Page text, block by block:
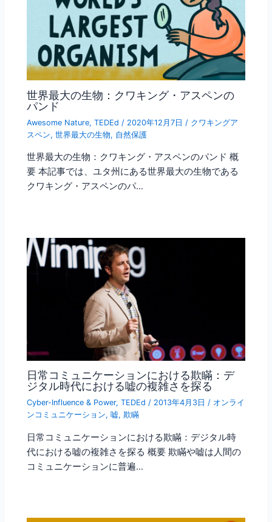
世界最大の生物：クワキング・アスペンの
パンド
Awesome Nature,TEDEd / 2020年12月7日 / クワキングア
スペン,世界最大の生物, 自然保護
世界最大の生物：クワキング・アスペンのパンド 概
要 本記事では、ユタ州にある世界最大の生物である
クワキング・アスペンのパ…
日常コミュニケーションにおける欺瞞：デ
ジタル時代における嘘の複雑さを探る
Cyber-Influence & Power,TEDEd / 2013年4月3日/ オンライ
ンコミュニケーション,嘘,欺瞞
日常コミュニケーションにおける欺瞞：デジタル時
代における嘘の複雑さを探る 概要 欺瞞や嘘は人間の
コミュニケーションに普遍…